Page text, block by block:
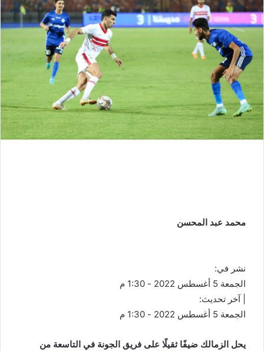
محمد عبد المحسن
نشر في:
الجمعة 5 أغسطس 2022 - 1:30 م
| آخر تحديث:
الجمعة 5 أغسطس 2022 - 1:30 م
يحل الزمالك ضيفًا ثقيلًا على فريق الجونة في التاسعة من